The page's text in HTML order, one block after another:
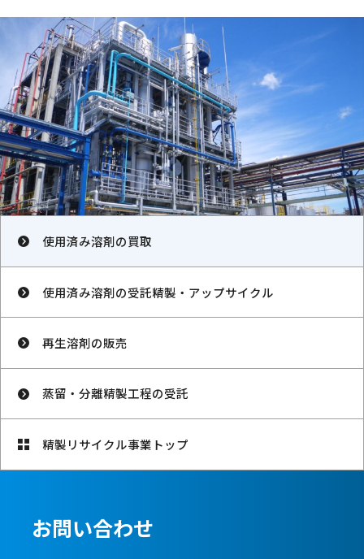
使用済み溶剤の買取
使用済み溶剤の受託精製・アップサイクル
再生溶剤の販売
蒸留・分離精製工程の受託
精製リサイクル事業トップ
お問い合わせ